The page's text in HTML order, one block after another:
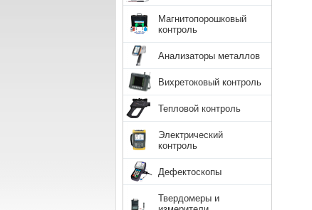
Магнитопорошковый
контроль
Анализаторы металлов
Вихретоковый контроль
Тепловой контроль
Электрический
контроль
Дефектоскопы
Твердомеры и